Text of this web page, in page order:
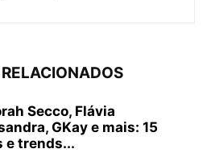
Secco, Flávia
GKay e mais: 15
e trends...